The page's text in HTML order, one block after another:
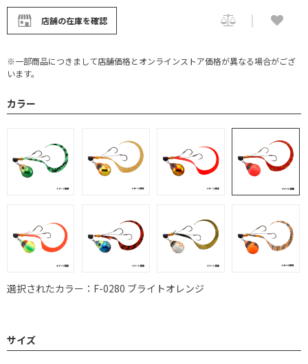
店舗の在庫を確認
※一部商品につきまして店舗価格とオンラインストア価格が異なる場合がござ
います。
カラー
選択されたカラー：F-0280 ブライトオレンジ
サイズ